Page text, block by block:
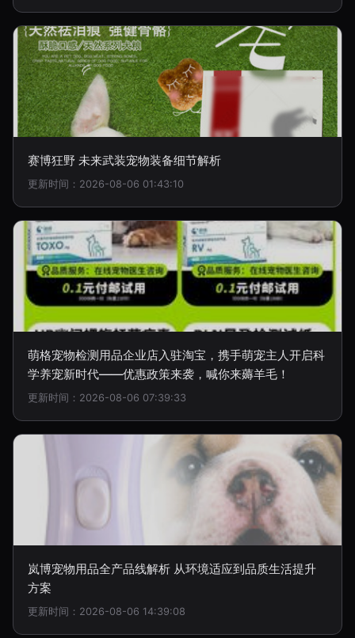
赛博狂野 未来武装宠物装备细节解析
更新时间：2026-08-06 01:43:10
萌格宠物检测用品企业店入驻淘宝，携手萌宠主人开启科
学养宠新时代——优惠政策来袭，喊你来薅羊毛！
更新时间：2026-08-06 07:39:33
岚博宠物用品全产品线解析 从环境适应到品质生活提升
方案
更新时间：2026-08-06 14:39:08